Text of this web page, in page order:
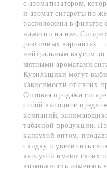
с ароматизатором,
и аромат сигареты по
расположена в фильтре
нажатии на нее.
различных вариантах –
нейтральным вкусом
мятными ароматами
Курильщики могут
зависимости от своих
Оптовая продажа
собой выгодное
компаний,
табачной продукции.
капсулой оптом,
скидку и увеличить
капсулой имеют своих
возможность изменять